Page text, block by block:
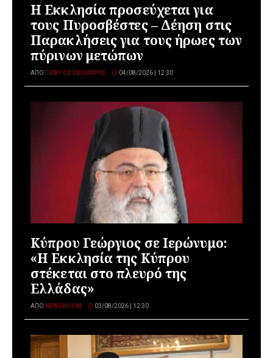
Η Εκκλησία προσεύχεται για
τους Πυροσβέστες – Δέηση στις
Παρακλήσεις για τους ήρωες των
πύρινων μετώπων
ΑΠΌ ΓΙΏΡΓΟΣ ΘΕΟΧΆΡΗΣ 04/08/2026 | 12:30
Κύπρου Γεώργιος σε Ιερώνυμο:
«Η Εκκλησία της Κύπρου
στέκεται στο πλευρό της
Ελλάδας»
ΑΠΌ NEWSROOM 03/08/2026 | 12:30